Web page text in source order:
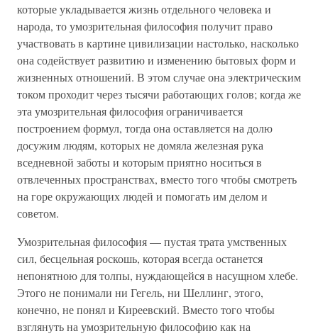
которые укладывается жизнь отдельного человека и
народа, то умозрительная философия получит право
участвовать в картине цивилизации настолько, насколько
она содействует развитию и изменению бытовых форм и
жизненных отношений. В этом случае она электрическим
током проходит через тысячи работающих голов; когда же
эта умозрительная философия ограничивается
построением формул, тогда она оставляется на долю
досужим людям, которых не домяла железная рука
вседневной заботы и которым приятно носиться в
отвлеченных пространствах, вместо того чтобы смотреть
на горе окружающих людей и помогать им делом и
советом.
Умозрительная философия — пустая трата умственных
сил, бесцельная роскошь, которая всегда останется
непонятною для толпы, нуждающейся в насущном хлебе.
Этого не понимали ни Гегель, ни Шеллинг, этого,
конечно, не понял и Киреевский. Вместо того чтобы
взглянуть на умозрительную философию как на